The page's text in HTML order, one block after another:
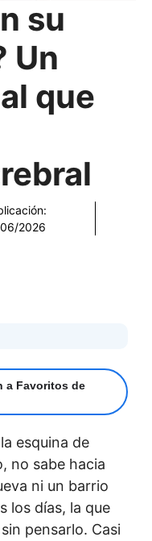
su
Un
que
2026
a Favoritos de
esquina de
no sabe hacia
ni un barrio
los días, la que
pensarlo. Casi